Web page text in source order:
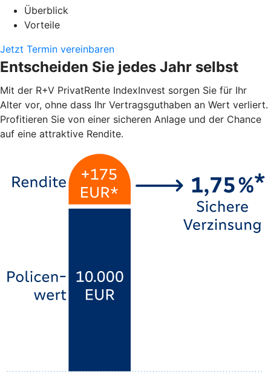
Überblick
Vorteile
Jetzt Termin vereinbaren
Entscheiden Sie jedes Jahr selbst
Mit der R+V PrivatRente IndexInvest sorgen Sie für Ihr
Alter vor, ohne dass Ihr Vertragsguthaben an Wert verliert.
Profitieren Sie von einer sicheren Anlage und der Chance
auf eine attraktive Rendite.